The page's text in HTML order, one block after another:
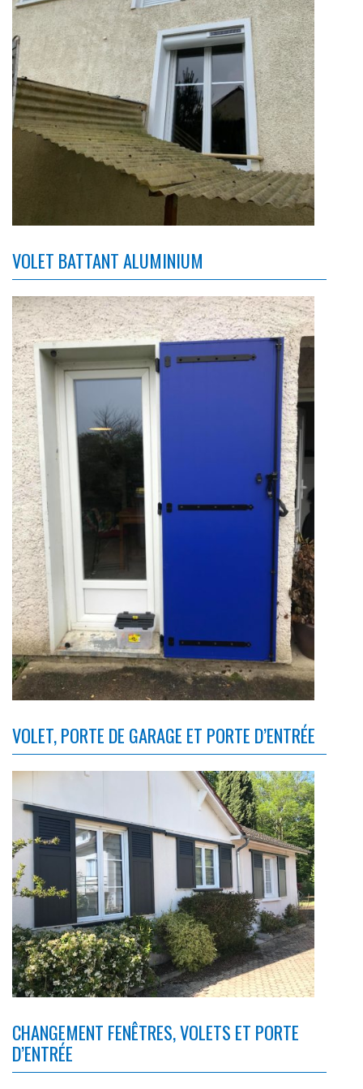
VOLET BATTANT ALUMINIUM
VOLET, PORTE DE GARAGE ET PORTE D’ENTRÉE
CHANGEMENT FENÊTRES, VOLETS ET PORTE
D’ENTRÉE